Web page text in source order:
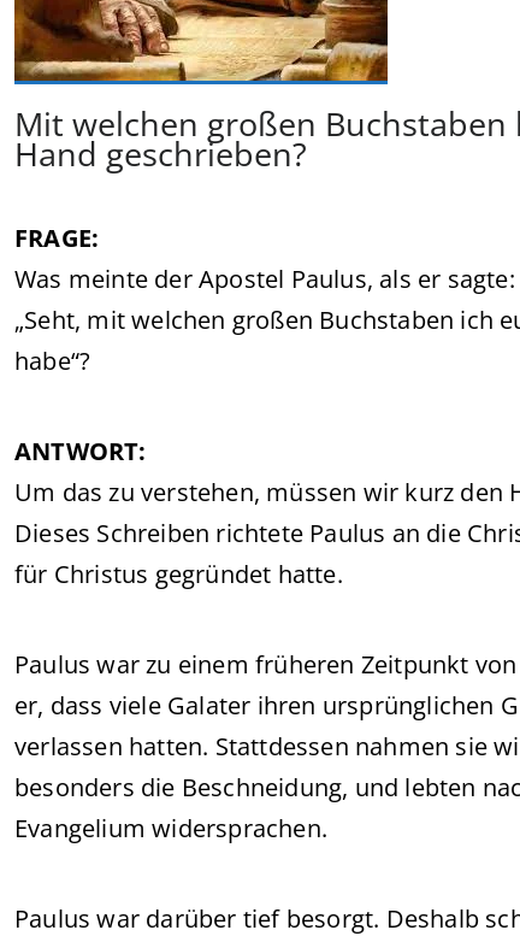
Mit welchen großen
Hand geschrieben?
FRAGE:
Was meinte der Apostel Paulus, als er sagte:
„Seht, mit welchen großen Buchstaben ich
habe“?
ANTWORT:
Um das zu verstehen, müssen wir kurz den
Dieses Schreiben richtete Paulus an die
für Christus gegründet hatte.
Paulus war zu einem früheren Zeitpunkt
er, dass viele Galater ihren ursprünglichen
verlassen hatten. Stattdessen nahmen sie
besonders die Beschneidung, und lebten
Evangelium widersprachen.
Paulus war darüber tief besorgt. Deshalb